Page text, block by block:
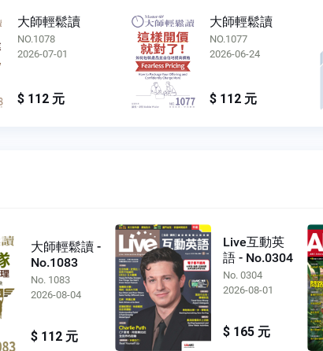
大師輕鬆讀
NO.1078
2026-07-01
$ 112 元
大師輕鬆讀
NO.1077
2026-06-24
$ 112 元
大師輕鬆讀 -
No.1083
No. 1083
2026-08-04
$ 112 元
Live互動英
語 - No.0304
No. 0304
2026-08-01
$ 165 元